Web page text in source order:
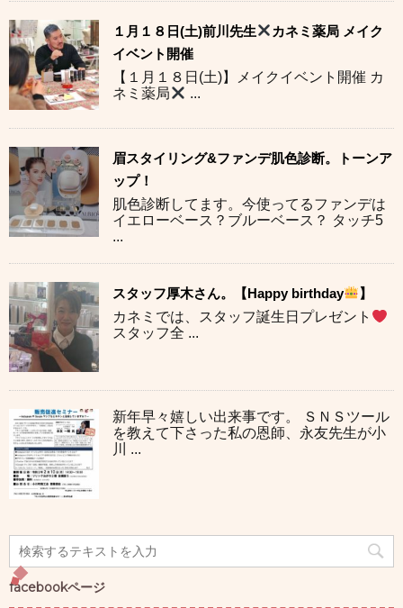
１月１８日(土)前川先生
カネミ薬局 メイク
イベント開催
【１月１８日(土)】メイクイベント開催 カ
ネミ薬局
...
眉スタイリング&ファンデ肌色診断。トーンア
ップ！
肌色診断してます。今使ってるファンデは
イエローベース？ブルーベース？ タッチ5
...
スタッフ厚木さん。【Happy birthday
】
カネミでは、スタッフ誕生日プレゼント
スタッフ全 ...
新年早々嬉しい出来事です。 ＳＮＳツール
を教えて下さった私の恩師、永友先生が小
川 ...
facebookページ